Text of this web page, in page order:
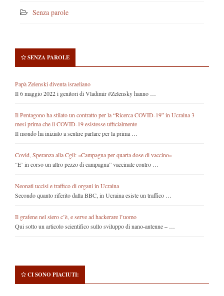
Senza parole
SENZA PAROLE
Papà Zelenski diventa israeliano
Il 6 maggio 2022 i genitori di Vladimir #Zelensky hanno …
Il Pentagono ha stilato un contratto per la “Ricerca COVID-19” in Ucraina 3
mesi prima che il COVID-19 esistesse ufficialmente
Il mondo ha iniziato a sentire parlare per la prima …
Covid, Speranza alla Cgil: «Campagna per quarta dose di vaccino»
“E’ in corso un altro pezzo di campagna” vaccinale contro …
Neonati uccisi e traffico di organi in Ucraina
Secondo quanto riferito dalla BBC, in Ucraina esiste un traffico …
Il grafene nel siero c’è, e serve ad hackerare l’uomo
Qui sotto un articolo scientifico sullo sviluppo di nano-antenne – …
CI SONO PIACIUTI: